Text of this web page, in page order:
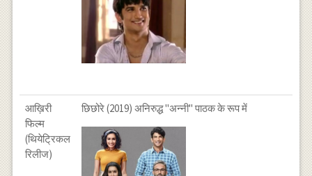
आख़िरी
फिल्म
(थियेट्रिकल
रिलीज)
छिछोरे (2019) अनिरुद्ध "अन्नी" पाठक के रूप में